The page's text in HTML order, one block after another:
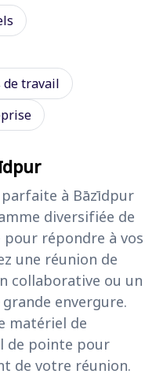
de travail
à Bāzīdpur
diversifiée de
répondre à vos
une réunion de
collaborative ou un
envergure.
matériel de
de pointe pour
de votre réunion.